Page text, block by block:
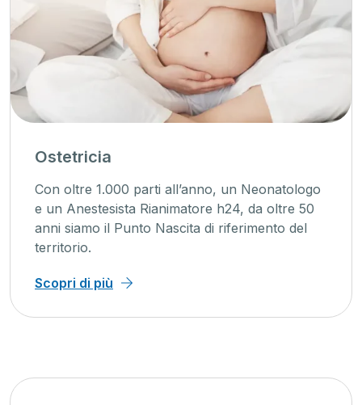
Ostetricia
Con oltre 1.000 parti all’anno, un Neonatologo
e un Anestesista Rianimatore h24, da oltre 50
anni siamo il Punto Nascita di riferimento del
territorio.
Scopri di più